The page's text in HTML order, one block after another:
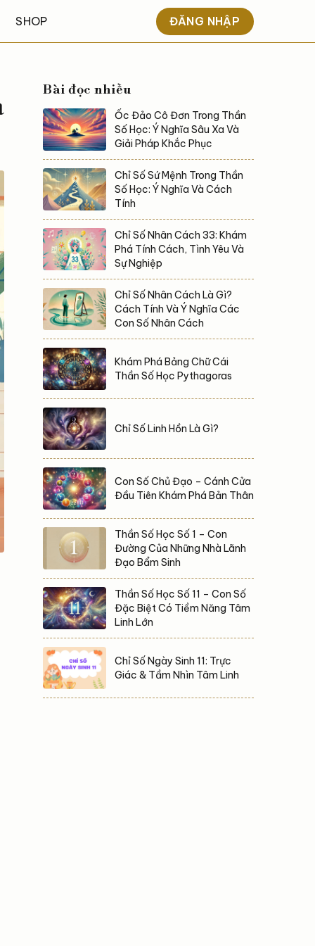
SHOP ĐĂNG NHẬP
Bài đọc nhiều
Ốc Đảo Cô Đơn Trong Thần
Số Học: Ý Nghĩa Sâu Xa Và
Giải Pháp Khắc Phục
Chỉ Số Sứ Mệnh Trong Thần
Số Học: Ý Nghĩa Và Cách
Tính
Chỉ Số Nhân Cách 33: Khám
Phá Tính Cách, Tình Yêu Và
Sự Nghiệp
Chỉ Số Nhân Cách Là Gì?
Cách Tính Và Ý Nghĩa Các
Con Số Nhân Cách
Khám Phá Bảng Chữ Cái
Thần Số Học Pythagoras
Chỉ Số Linh Hồn Là Gì?
Con Số Chủ Đạo – Cánh Cửa
Đầu Tiên Khám Phá Bản Thân
Thần Số Học Số 1 – Con
Đường Của Những Nhà Lãnh
Đạo Bẩm Sinh
Thần Số Học Số 11 – Con Số
Đặc Biệt Có Tiềm Năng Tâm
Linh Lớn
Chỉ Số Ngày Sinh 11: Trực
Giác & Tầm Nhìn Tâm Linh